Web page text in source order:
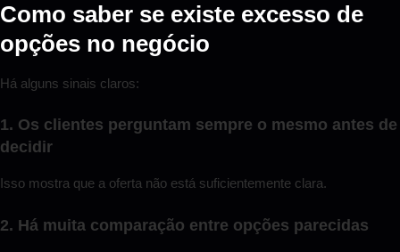
Como saber se existe excesso de
opções no negócio
Há alguns sinais claros:
1. Os clientes perguntam sempre o mesmo antes de
decidir
Isso mostra que a oferta não está suficientemente clara.
2. Há muita comparação entre opções parecidas